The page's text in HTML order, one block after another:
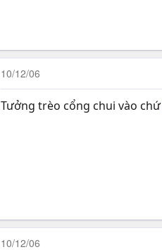
10/12/06
Tưởng trèo cổng chui vào chứ
10/12/06